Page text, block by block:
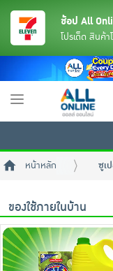
ย้อนกลับ
ย้อนกลับ
ย้อนกลับ
ย้อนกลับ
ย้อนกลับ
ย้อนกลับ
ย้อนกลับ
ย้อนกลับ
ย้อนกลับ
ย้อนกลับ
ย้อนกลับ
ช้อป All
โปรเด็ด สินค้า
Toggle
หน้าหลัก ซูเ
ของใช้ภายในบ้าน